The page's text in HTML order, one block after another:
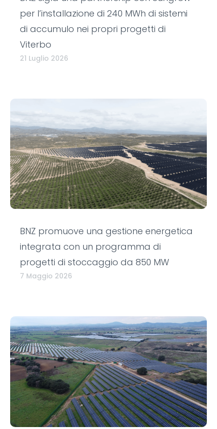
per l’installazione di 240 MWh di sistemi
di accumulo nei propri progetti di
Viterbo
21 Luglio 2026
BNZ promuove una gestione energetica
integrata con un programma di
progetti di stoccaggio da 850 MW
7 Maggio 2026